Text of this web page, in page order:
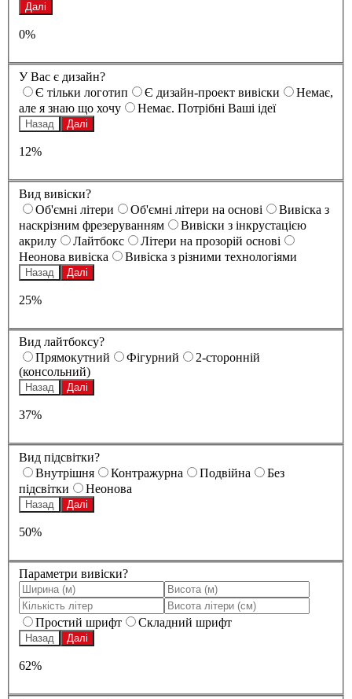
Далі
0%
У Вас є дизайн?
Є тільки логотип
Є дизайн-проект вивіски
Немає,
але я знаю що хочу
Немає. Потрібні Ваші ідеї
Назад Далі
12%
Вид вивіски?
Oб'ємні літери
Oб'ємні літери на основі
Вивіска з
наскрізним фрезеруванням
Вивіски з інкрустацією
акрилу
Лайтбокс
Літери на прозорій основі
Неонова вивіска
Вивіска з різними технологіями
Назад Далі
25%
Вид лайтбоксу?
Прямокутний
Фігурний
2-сторонній
(консольний)
Назад Далі
37%
Вид підсвітки?
Внутрішня
Контражурна Подвійна
Без
підсвітки
Неонова
Назад Далі
50%
Параметри вивіски?
Простий шрифт Складний шрифт
Назад Далі
62%